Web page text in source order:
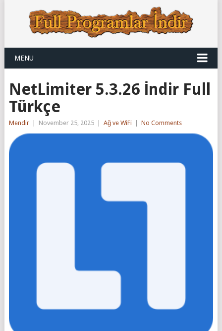
MENU
NetLimiter 5.3.26 İndir Full
Türkçe
Mendir November 25, 2025 Ağ ve WiFi No Comments